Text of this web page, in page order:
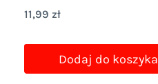
11,99 zł
Dodaj do koszyka